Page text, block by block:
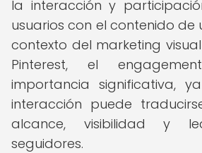
la interacción y
usuarios con el contenido de
contexto del marketing
Pinterest, el
importancia significativa,
interacción puede
alcance, visibilidad y
seguidores.